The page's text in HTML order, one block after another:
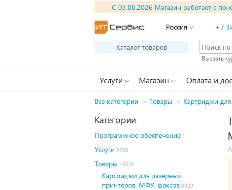
С 03.08.2026 Магазин работает с
Россия +7
Каталог товаров
Вызвать
Услуги Магазин Оплата и
Все категории > Товары > Картриджи
Категории
Программное обеспечение 11
Услуги 2530
Товары 16524
Картриджи для лазерных
принтеров, МФУ, факсов 3920